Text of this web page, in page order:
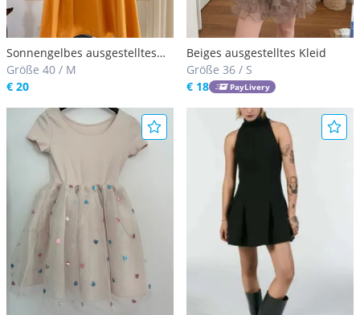
Sonnengelbes ausgestelltes
Kleid
Größe 40 / M
€ 20
Beiges ausgestelltes Kleid
Größe 36 / S
€ 18
PayLivery